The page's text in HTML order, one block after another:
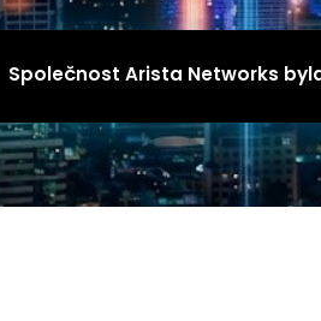
Společnost Arista Networks